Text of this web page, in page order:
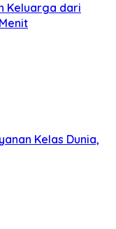
Keluarga dari
Kelas Dunia,